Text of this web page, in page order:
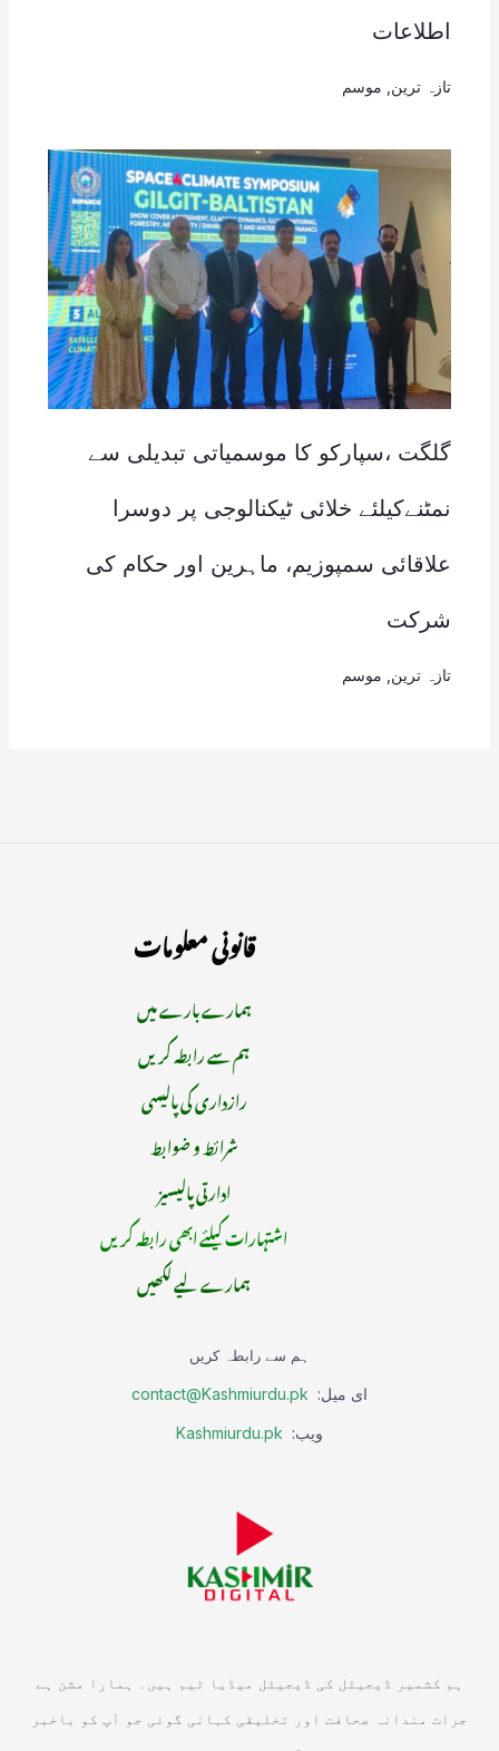
اطلاعات
تازہ ترین موسم
گلگت ،سپارکو کا موسمیاتی تبدیلی سے
نمٹنےکیلئے خلائی ٹیکنالوجی پر دوسرا
علاقائی سمپوزیم، ماہرین اور حکام کی
شرکت
تازہ ترین موسم
قانونی معلومات
ہمارے بارے میں
ہم سے رابطہ کریں
رازداری کی پالیسی
شرائط و ضوابط
ادارتی پالیسیز
اشتہارات کیلئے ابھی رابطہ کریں
ہمارے لیے لکھیں
ہم سے رابطہ کریں
ای میل: contact@Kashmiurdu.pk
ویب: Kashmiurdu.pk
ہم کشمیر ڈیجیٹل کی ڈیجیٹل میڈیا ٹیم ہیں۔ ہمارا مشن ہے
جرات مندانہ صحافت اور تخلیقی کہانی گوئی جو آپ کو باخبر